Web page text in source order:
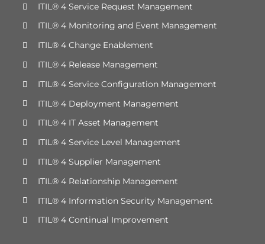
ITIL® 4 Service Request Management
ITIL® 4 Monitoring and Event Management
ITIL® 4 Change Enablement
ITIL® 4 Release Management
ITIL® 4 Service Configuration Management
ITIL® 4 Deployment Management
ITIL® 4 IT Asset Management
ITIL® 4 Service Level Management
ITIL® 4 Supplier Management
ITIL® 4 Relationship Management
ITIL® 4 Information Security Management
ITIL® 4 Continual Improvement